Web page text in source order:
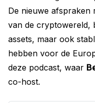
De nieuwe afspraken
van de cryptowereld,
assets, maar ook
hebben voor de
deze podcast, waar
co-host.